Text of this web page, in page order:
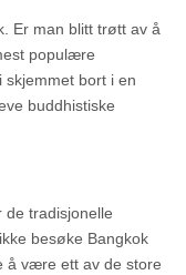
Er man blitt trøtt av å
populære
skjemmet bort i en
buddhistiske
de tradisjonelle
besøke Bangkok
å være ett av de store